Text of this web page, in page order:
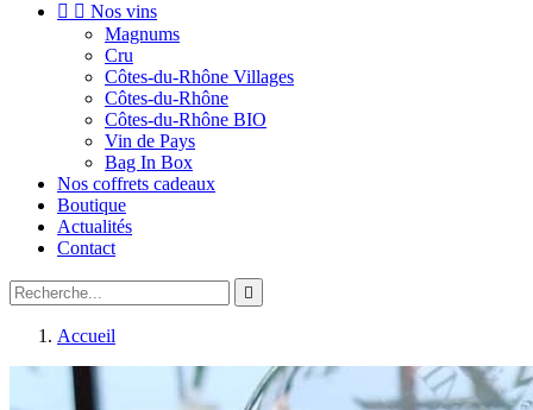
  Nos vins
Magnums
Cru
Côtes-du-Rhône Villages
Côtes-du-Rhône
Côtes-du-Rhône BIO
Vin de Pays
Bag In Box
Nos coffrets cadeaux
Boutique
Actualités
Contact

Accueil